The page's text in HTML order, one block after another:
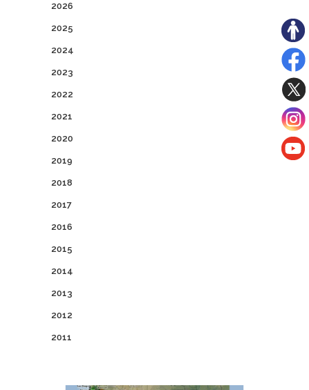
2026
2025
2024
2023
2022
2021
2020
2019
2018
2017
2016
2015
2014
2013
2012
2011